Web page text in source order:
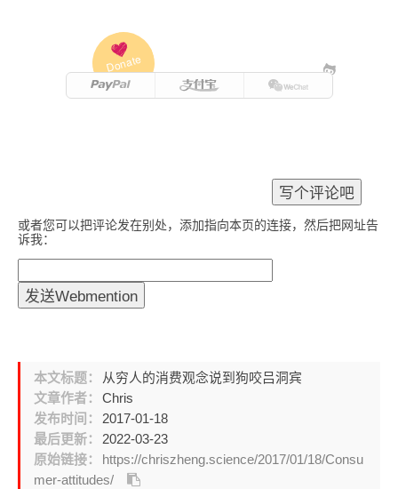
Donate
或者您可以把评论发在别处，添加指向本页的连接，然后把网址告
诉我：
本文标题：
从穷人的消费观念说到狗咬吕洞宾
文章作者：
Chris
发布时间：
2017-01-18
最后更新：
2022-03-23
原始链接：
https://chriszheng.science/2017/01/18/Consu
mer-attitudes/